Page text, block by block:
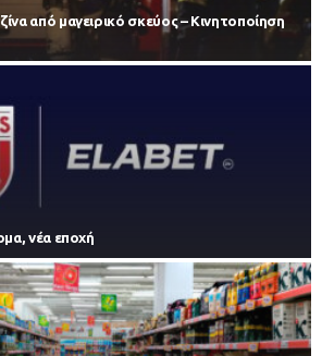
από μαγειρικό σκεύος – Κινητοποίηση
νέα εποχή